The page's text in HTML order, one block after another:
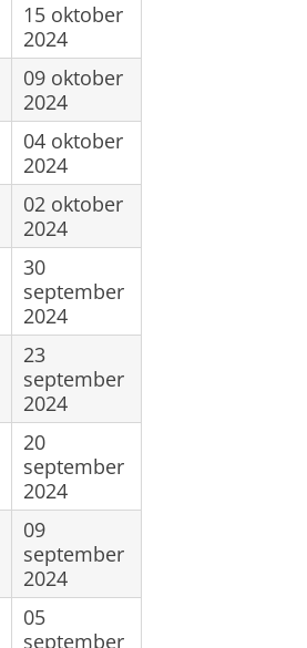
15 oktober
2024
09 oktober
2024
04 oktober
2024
02 oktober
2024
30
september
2024
23
september
2024
20
september
2024
09
september
2024
05
september